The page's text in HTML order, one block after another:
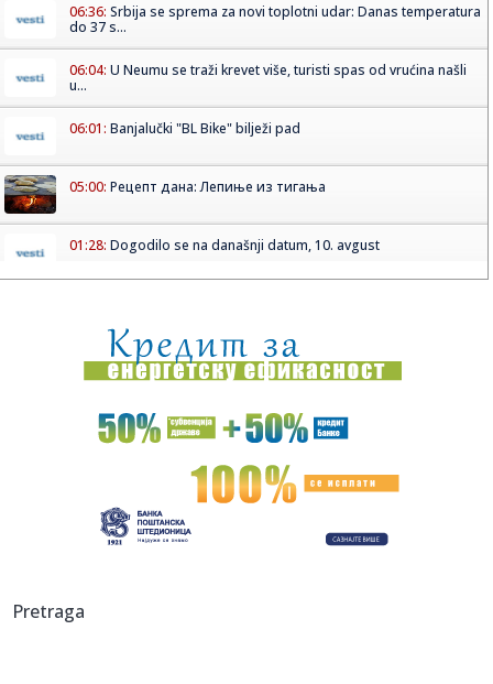
06:36: Srbija se sprema za novi toplotni udar: Danas temperatura
do 37 s...
06:04: U Neumu se traži krevet više, turisti spas od vrućina našli
u...
06:01: Banjalučki "BL Bike" bilježi pad
05:00: Рецепт дана: Лепиње из тигања
01:28: Dogodilo se na današnji datum, 10. avgust
00:44:Novi Srbin u Budućnosti! Stigla zamena za Tanaskovića!
00:31:Alarm zbog virusa Zapadnog Nila! Više od 240 zaraženih,
SZO poz...
Na prodaju Opel Senator B 3.0i CD koji je za više od 37
00:01:Na današnji dan, 10. avgust
Pretraga